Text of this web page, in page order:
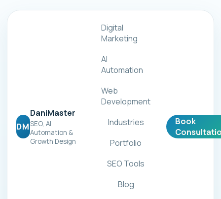
DM
DaniMaster
SEO, AI
Automation &
Growth Design
Digital
Marketing
AI
Automation
Web
Development
Industries
Portfolio
SEO Tools
Blog
Book